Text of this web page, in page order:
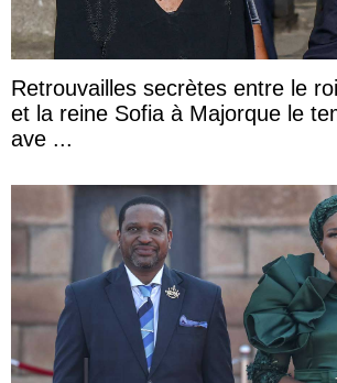
Retrouvailles secrètes entre le
et la reine Sofia à Majorque le
ave ...